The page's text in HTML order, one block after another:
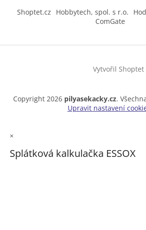
Shoptet.cz Hobbytech, spol. s r.o.
ComGate
Vytvořil Shoptet
Copyright 2026 pilyasekacky.cz.
Upravit nastavení
×
Splátková kalkulačka ESSOX